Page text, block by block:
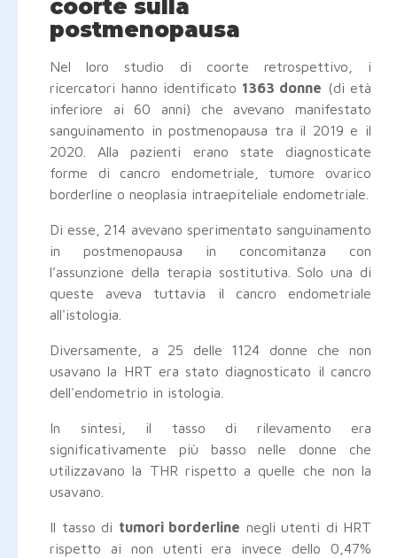
coorte sulla
postmenopausa
Nel loro studio di coorte retrospettivo, i
ricercatori hanno identificato 1363 donne (di età
inferiore ai 60 anni) che avevano manifestato
sanguinamento in postmenopausa tra il 2019 e il
2020. Alla pazienti erano state diagnosticate
forme di cancro endometriale, tumore ovarico
borderline o neoplasia intraepiteliale endometriale.
Di esse,
214 avevano sperimentato sanguinamento
in postmenopausa in concomitanza con
l’assunzione della terapia sostitutiva. Solo una di
queste aveva tuttavia il cancro endometriale
all'istologia.
Diversamente, a
25 delle 1124 donne che non
usavano la HRT era stato diagnosticato il cancro
dell'endometrio in istologia.
In sintesi, il tasso di rilevamento era
significativamente più basso nelle donne che
utilizzavano la THR rispetto a quelle che non la
usavano.
Il tasso di tumori borderline negli utenti di HRT
rispetto ai non utenti era invece dello 0,47%